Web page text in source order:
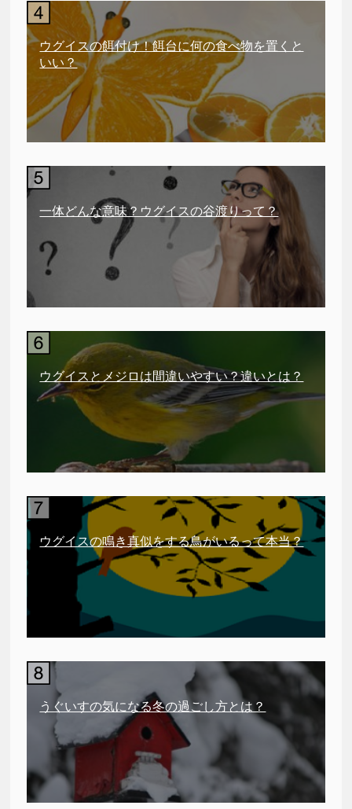
ウグイスの餌付け！餌台に何の食べ物を置くと
いい？
一体どんな意味？ウグイスの谷渡りって？
ウグイスとメジロは間違いやすい？違いとは？
ウグイスの鳴き真似をする鳥がいるって本当？
うぐいすの気になる冬の過ごし方とは？